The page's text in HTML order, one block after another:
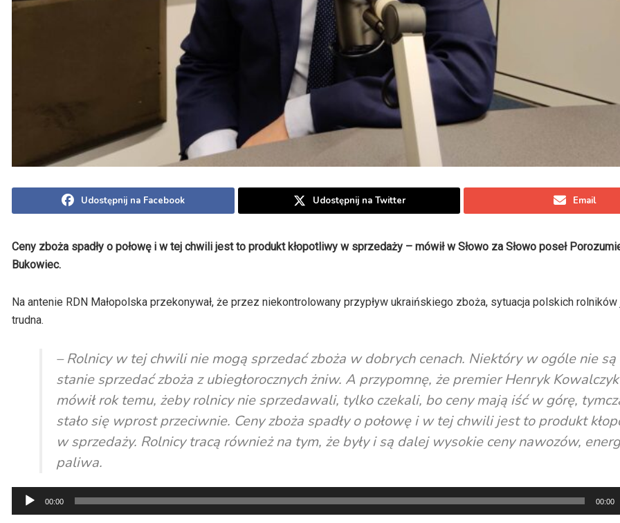
Udostępnij na Facebook Udostępnij na Twitter Email
Ceny zboża spadły o połowę i w tej chwili jest to produkt kłopotliwy w sprzedaży – mówił w Słowo za Słowo poseł
Bukowiec.
Na antenie RDN Małopolska przekonywał, że przez niekontrolowany przypływ ukraińskiego zboża, sytuacja polskich
trudna.
– Rolnicy w tej chwili nie mogą sprzedać zboża w dobrych cenach. Niektóry w ogóle nie
stanie sprzedać zboża z ubiegłorocznych żniw. A przypomnę, że premier Henryk Kowalczyk
mówił rok temu, żeby rolnicy nie sprzedawali, tylko czekali, bo ceny mają iść w górę,
stało się wprost przeciwnie. Ceny zboża spadły o połowę i w tej chwili jest to produkt
w sprzedaży. Rolnicy tracą również na tym, że były i są dalej wysokie ceny nawozów,
paliwa.
Odtwarzacz
plików
00:00 00:00